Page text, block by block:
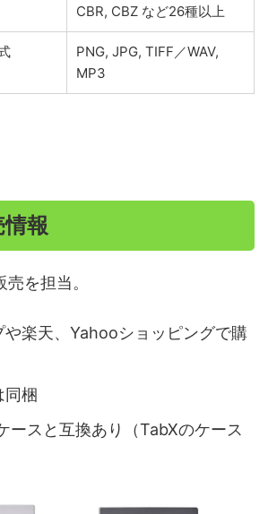
CBR, CBZ など26種以上
PNG, JPG, TIFF／WAV,
MP3
報
を担当。
や楽天、Yahooショッピングで購
同梱
ースと互換あり（TabXのケース